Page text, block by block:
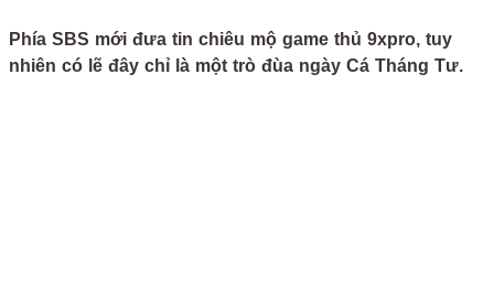
Phía SBS mới đưa tin chiêu mộ game thủ 9xpro, tuy
nhiên có lẽ đây chỉ là một trò đùa ngày Cá Tháng Tư.